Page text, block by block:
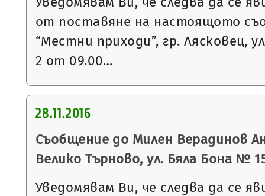
от поставяне на настоящото
“Местни приходи”, гр. Лясковец,
2 от 09.00…
28.11.2016
Съобщение до Милен Верадинов
Велико Търново, ул. Бяла Бона №
Уведомявам Ви, че следва да се